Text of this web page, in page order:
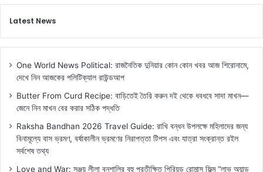
Latest News
One World News Political: রাজনৈতিক দুনিয়ার কোন কোন খবর আজ শিরোনামে,
দেখে নিন আজকের পলিটিক্যাল রাউন্ডআপ
Butter From Curd Recipe: বাড়িতেই তৈরি করুন দই থেকে ধবধবে সাদা মাখন—
জেনে নিন মাখন বের করার সঠিক পদ্ধতি
Raksha Bandhan 2026 Travel Guide: রাখি বন্ধন উপলক্ষে মহিলাদের জন্য
বিনামূল্যে বাস ভ্রমণ, বর্ষাকালীন ভ্রমণের নিরাপত্তা টিপস এবং যাত্রা সংক্রান্ত রইল
সর্বশেষ তথ্য
Love and War: সঞ্জয় লীলা বনশালির বহু প্রতীক্ষিত পিরিয়ড রোমান্স ফিল্ম “লাভ অ্যান্ড